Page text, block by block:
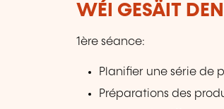
WÉI GESÄIT
1ère séance:
Planifier une série de
Préparations des